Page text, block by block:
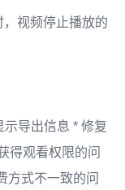
视频停止播放的
导出信息 * 修复
得观看权限的问
方式不一致的问